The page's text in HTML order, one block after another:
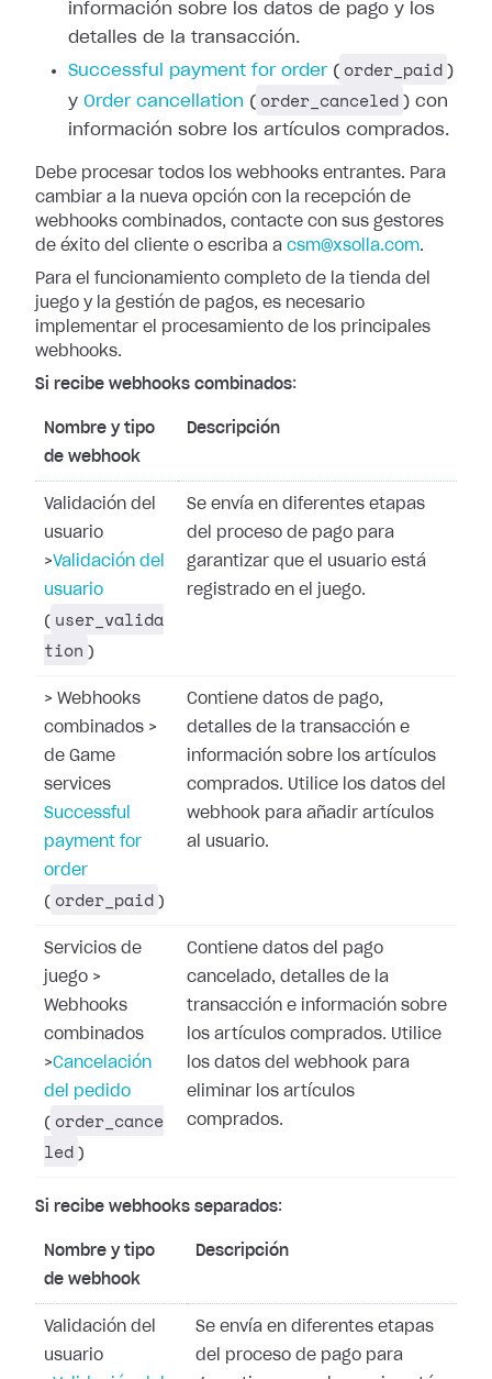
información sobre los datos de pago y los
detalles de la transacción.
Successful
payment for order( order_paid )
y Order cancellation ( order_canceled ) con
información sobre los artículos comprados.
Debe procesar todos los webhooks entrantes. Para
cambiar a la nueva opción con la recepción de
webhooks combinados, contacte con sus gestores
de éxito del cliente o escriba a csm@xsolla.com.
Para el funcionamiento completo de la tienda del
juego y la gestión de pagos, es necesario
implementar el procesamiento de los principales
webhooks.
Si recibe webhooks combinados:
Nombre y tipo
de webhook
Descripción
Validación del
usuario
>Validación del
usuario
( user_valida
tion )
Se envía en diferentes etapas
del proceso de pago para
garantizar que el usuario está
registrado en el juego.
> Webhooks
combinados >
de Game
services
Successful
payment for
order
( order_paid )
Contiene datos de pago,
detalles de la transacción e
información sobre los artículos
comprados. Utilice los datos del
webhook para añadir artículos
al usuario.
Servicios de
juego >
Webhooks
combinados
>Cancelación
del pedido
( order_cance
led )
Contiene datos del pago
cancelado, detalles de la
transacción e información sobre
los artículos comprados. Utilice
los datos del webhook para
eliminar los artículos
comprados.
Si recibe webhooks separados:
Nombre y tipo
de webhook
Descripción
Validación del
usuario
Se envía en diferentes etapas
del proceso de pago para